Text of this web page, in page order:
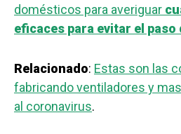
domésticos para averiguar
eficaces para evitar el
Relacionado: Estas son las
fabricando ventiladores y
al coronavirus.